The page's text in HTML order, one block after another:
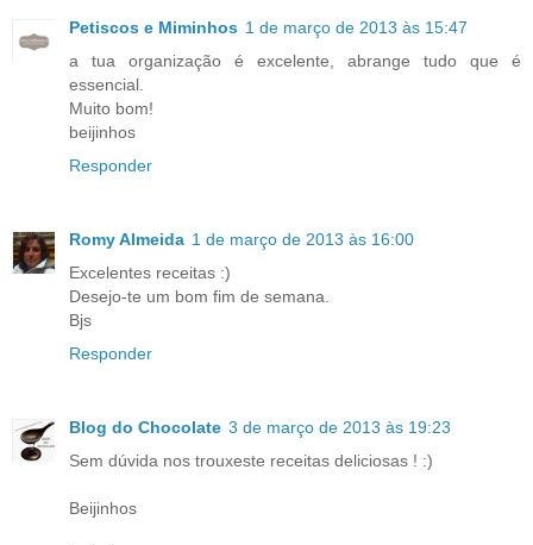
Petiscos e Miminhos 1 de março de 2013 às 15:47
a tua organização é excelente, abrange tudo que é
essencial.
Muito bom!
beijinhos
Responder
Romy Almeida 1 de março de 2013 às 16:00
Excelentes receitas :)
Desejo-te um bom fim de semana.
Bjs
Responder
Blog do Chocolate 3 de março de 2013 às 19:23
Sem dúvida nos trouxeste receitas deliciosas ! :)
Beijinhos